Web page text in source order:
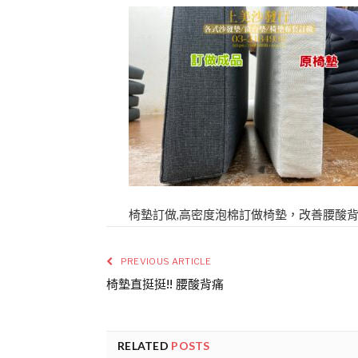
椅墊訂做,高密度泡棉訂做椅墊，改善腰酸
PREVIOUS ARTICLE
椅墊直挺挺!! 腰酸背痛
RELATED POSTS